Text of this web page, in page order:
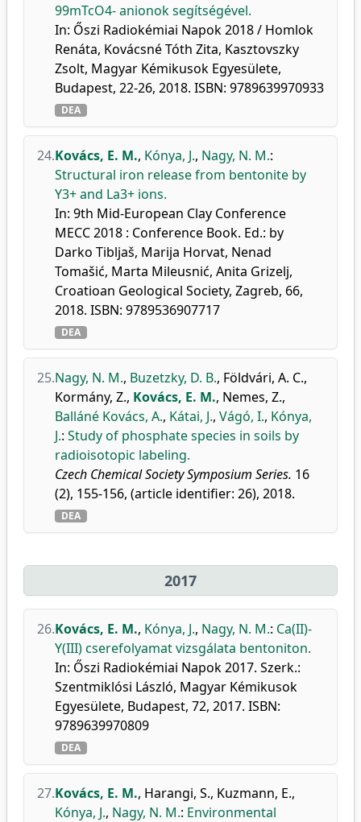
99mTcO4- anionok segítségével.
In: Őszi Radiokémiai Napok 2018 / Homlok
Renáta, Kovácsné Tóth Zita, Kasztovszky
Zsolt, Magyar Kémikusok Egyesülete,
Budapest, 22-26, 2018. ISBN: 9789639970933
DEA
24.Kovács, E. M., Kónya, J., Nagy, N. M.:
Structural iron release from bentonite by
Y3+ and La3+ ions.
In: 9th Mid-European Clay Conference
MECC 2018 : Conference Book. Ed.: by
Darko Tibljaš, Marija Horvat, Nenad
Tomašić, Marta Mileusnić, Anita Grizelj,
Croatioan Geological Society, Zagreb, 66,
2018. ISBN: 9789536907717
DEA
25.Nagy, N. M., Buzetzky, D. B., Földvári, A. C.,
Kormány, Z., Kovács, E. M., Nemes, Z.,
Balláné Kovács, A., Kátai, J., Vágó, I., Kónya,
J.: Study of phosphate species in soils by
radioisotopic labeling.
Czech Chemical Society Symposium Series. 16
(2), 155-156, (article identifier: 26), 2018.
DEA
2017
26.Kovács, E. M., Kónya, J., Nagy, N. M.: Ca(II)-
Y(III) cserefolyamat vizsgálata bentoniton.
In: Őszi Radiokémiai Napok 2017. Szerk.:
Szentmiklósi László, Magyar Kémikusok
Egyesülete, Budapest, 72, 2017. ISBN:
9789639970809
DEA
27.Kovács, E. M., Harangi, S., Kuzmann, E.,
Kónya, J., Nagy, N. M.: Environmental